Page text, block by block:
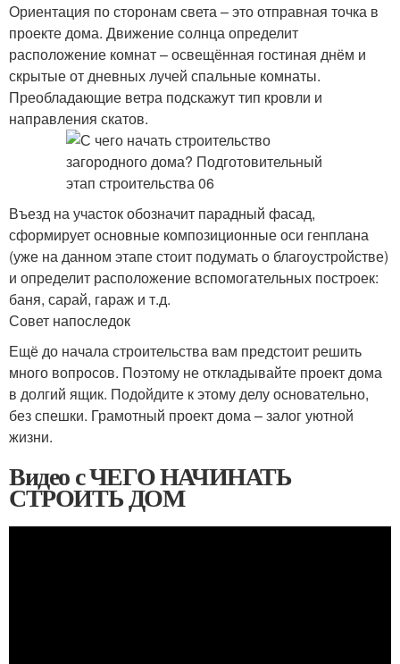
Ориентация по сторонам света – это отправная точка в
проекте дома. Движение солнца определит
расположение комнат – освещённая гостиная днём и
скрытые от дневных лучей спальные комнаты.
Преобладающие ветра подскажут тип кровли и
направления скатов.
Въезд на участок обозначит парадный фасад,
сформирует основные композиционные оси генплана
(уже на данном этапе стоит подумать о благоустройстве)
и определит расположение вспомогательных построек:
баня, сарай, гараж и т.д.
Совет напоследок
Ещё до начала строительства вам предстоит решить
много вопросов. Поэтому не откладывайте проект дома
в долгий ящик. Подойдите к этому делу основательно,
без спешки. Грамотный проект дома – залог уютной
жизни.
Видео с ЧЕГО НАЧИНАТЬ
СТРОИТЬ ДОМ